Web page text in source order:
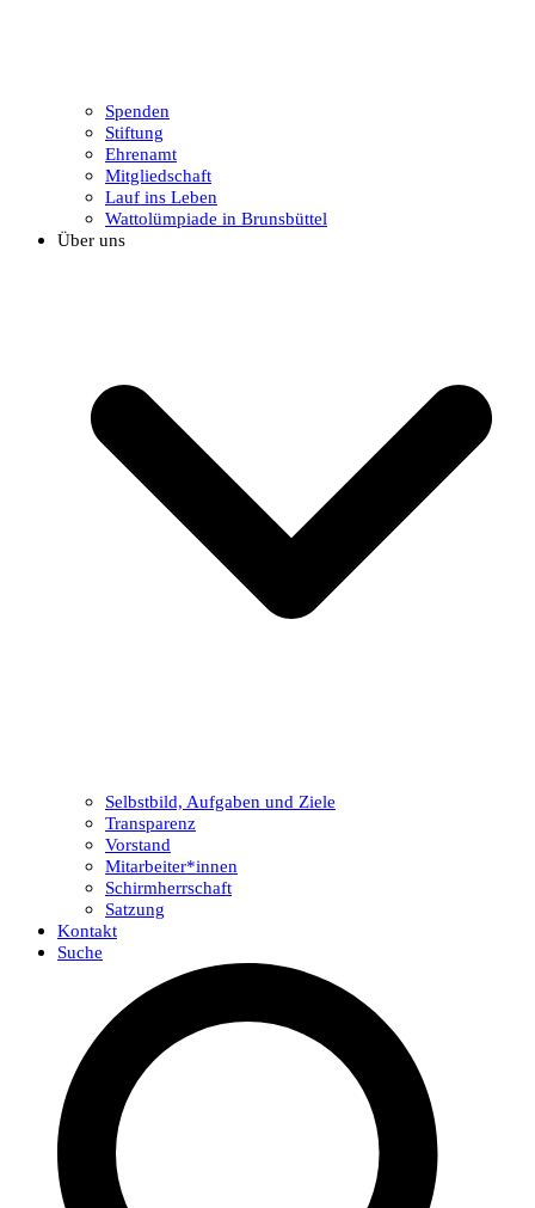
Spenden
Stiftung
Ehrenamt
Mitgliedschaft
Lauf ins Leben
Wattolümpiade in Brunsbüttel
Über uns
Selbstbild, Aufgaben und Ziele
Transparenz
Vorstand
Mitarbeiter*innen
Schirmherrschaft
Satzung
Kontakt
Suche